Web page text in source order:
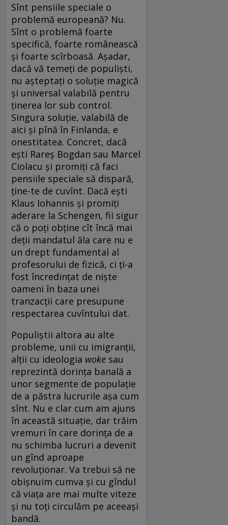
Sînt pensiile speciale o
problemă europeană? Nu.
Sînt o problemă foarte
specifică, foarte românească
și foarte scîrboasă. Așadar,
dacă vă temeți de populiști,
nu așteptați o soluție magică
și universal valabilă pentru
ținerea lor sub control.
Singura soluție, valabilă de
aici și pînă în Finlanda, e
onestitatea. Concret, dacă
ești Rareș Bogdan sau Marcel
Ciolacu și promiți că faci
pensiile speciale să dispară,
ține-te de cuvînt. Dacă ești
Klaus Iohannis și promiți
aderare la Schengen, fii sigur
că o poți obține cît încă mai
deții mandatul ăla care nu e
un drept fundamental al
profesorului de fizică, ci ți-a
fost încredințat de niște
oameni în baza unei
tranzacții care presupune
respectarea cuvîntului dat.
Populiștii altora au alte
probleme, unii cu imigranții,
alții cu ideologia woke sau
reprezintă dorința banală a
unor segmente de populație
de a păstra lucrurile așa cum
sînt. Nu e clar cum am ajuns
în această situație, dar trăim
vremuri în care dorința de a
nu schimba lucruri a devenit
un gînd aproape
revoluționar. Va trebui să ne
obișnuim cumva și cu gîndul
că viața are mai multe viteze
și nu toți circulăm pe aceeași
bandă.